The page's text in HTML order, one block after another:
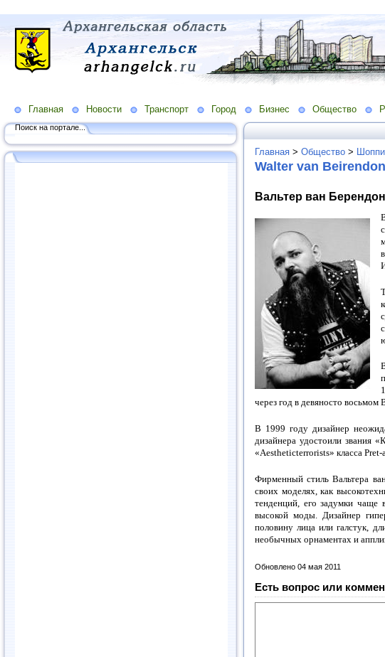
Главная Новости Транспорт Город Бизнес Общество
Поиск на портале...
Главная > Общество >
Walter van
Вальтер ван
через год в девяносто
В 1999 году дизайнер
дизайнера удостоили звания
«Aestheticterrorists» класса Pret-
Фирменный стиль Вальтера
своих моделях, как
тенденций, его задумки чаще
высокой моды. Дизайнер
половину лица или галстук,
необычных орнаментах и
Обновлено 04 мая 2011
Есть вопрос или